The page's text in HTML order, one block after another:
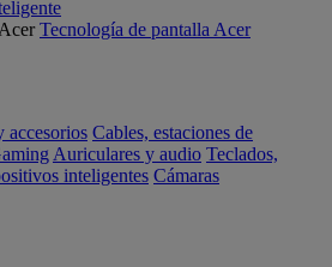
Tecnología de pantalla Acer
accesorios Cables, estaciones de
Auriculares y audio Teclados,
inteligentes Cámaras